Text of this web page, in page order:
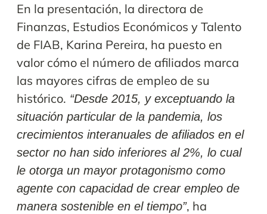
En la presentación, la directora de
Finanzas, Estudios Económicos y Talento
de FIAB, Karina Pereira, ha puesto en
valor cómo el número de afiliados marca
las mayores cifras de empleo de su
histórico. “Desde 2015, y exceptuando la
situación particular de la pandemia, los
crecimientos interanuales de afiliados en el
sector no han sido inferiores al 2%, lo cual
le otorga un mayor protagonismo como
agente con capacidad de crear empleo de
manera sostenible en el tiempo”, ha